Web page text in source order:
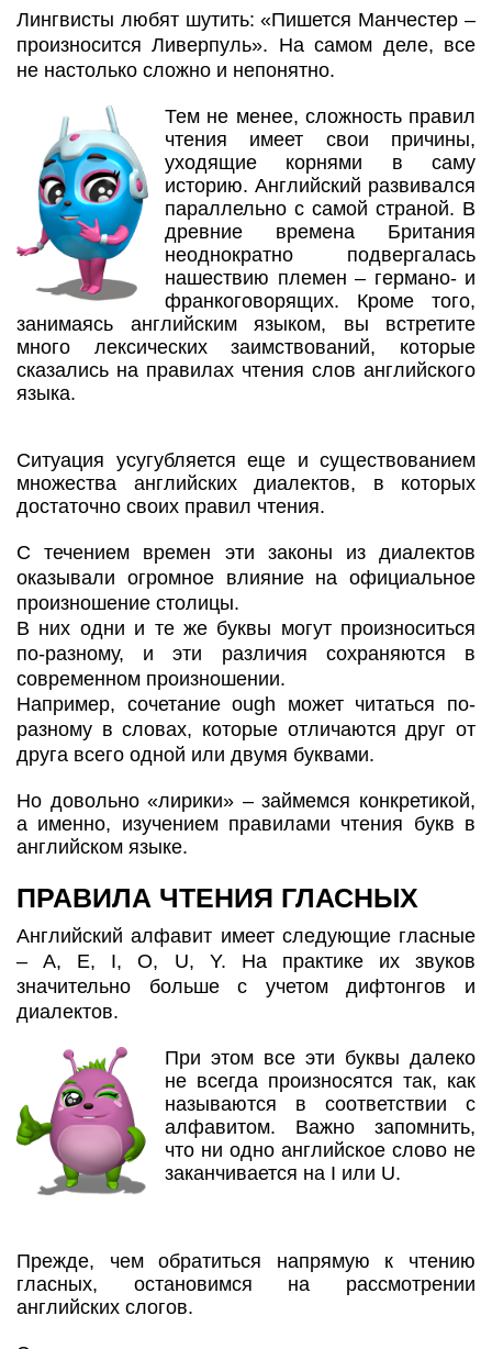
Лингвисты любят шутить: «Пишется Манчестер –
произносится Ливерпуль». На самом деле, все
не настолько сложно и непонятно.
Тем не менее, сложность правил
чтения имеет свои причины,
уходящие корнями в саму
историю. Английский развивался
параллельно с самой страной. В
древние времена Британия
неоднократно подвергалась
нашествию племен – германо- и
франкоговорящих. Кроме того,
занимаясь английским языком, вы встретите
много лексических заимствований, которые
сказались на правилах чтения слов английского
языка.
Ситуация усугубляется еще и существованием
множества английских диалектов, в которых
достаточно своих правил чтения.
С течением времен эти законы из диалектов
оказывали огромное влияние на официальное
произношение столицы.
В них одни и те же буквы могут произноситься
по-разному, и эти различия сохраняются в
современном произношении.
Например, сочетание ough может читаться по-
разному в словах, которые отличаются друг от
друга всего одной или двумя буквами.
Но довольно «лирики» – займемся конкретикой,
а именно, изучением правилами чтения букв в
английском языке.
ПРАВИЛА ЧТЕНИЯ ГЛАСНЫХ
Английский алфавит имеет следующие гласные
– A, E, I, O, U, Y. На практике их звуков
значительно больше с учетом дифтонгов и
диалектов.
При этом все эти буквы далеко
не всегда произносятся так, как
называются в соответствии с
алфавитом. Важно запомнить,
что ни одно английское слово не
заканчивается на I или U.
Прежде, чем обратиться напрямую к чтению
гласных, остановимся на рассмотрении
английских слогов.